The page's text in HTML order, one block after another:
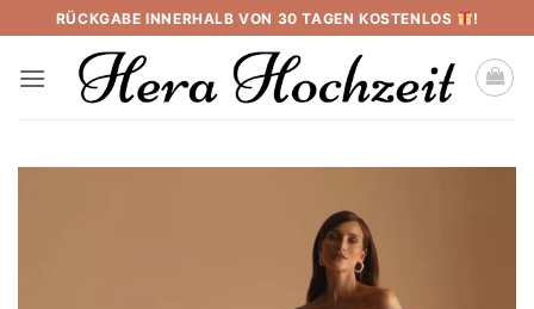
to
content
RÜCKGABE INNERHALB VON 30 TAGEN KOSTENLOS !